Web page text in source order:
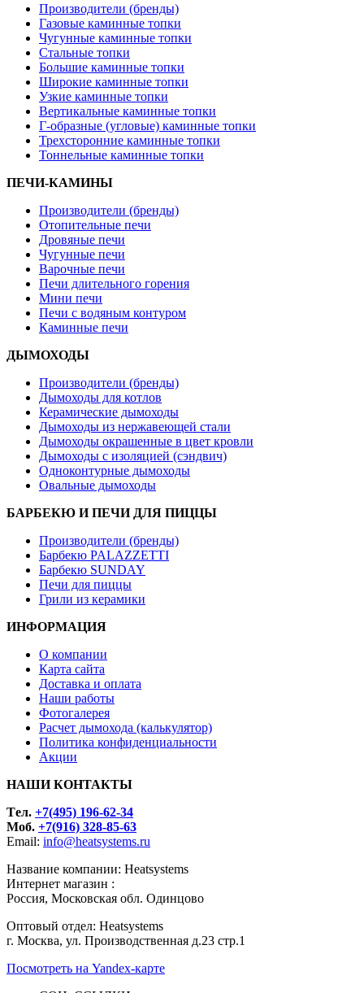
Производители (бренды)
Газовые каминные топки
Чугунные каминные топки
Стальные топки
Большие каминные топки
Широкие каминные топки
Узкие каминные топки
Вертикальные каминные топки
Г-образные (угловые) каминные топки
Трехсторонние каминные топки
Тоннельные каминные топки
ПЕЧИ-КАМИНЫ
Производители (бренды)
Отопительные печи
Дровяные печи
Чугунные печи
Варочные печи
Печи длительного горения
Мини печи
Печи с водяным контуром
Каминные печи
ДЫМОХОДЫ
Производители (бренды)
Дымоходы для котлов
Керамические дымоходы
Дымоходы из нержавеющей стали
Дымоходы окрашенные в цвет кровли
Дымоходы с изоляцией (сэндвич)
Одноконтурные дымоходы
Овальные дымоходы
БАРБЕКЮ И ПЕЧИ ДЛЯ ПИЦЦЫ
Производители (бренды)
Барбекю PALAZZETTI
Барбекю SUNDAY
Печи для пиццы
Грили из керамики
ИНФОРМАЦИЯ
О компании
Карта сайта
Доставка и оплата
Наши работы
Фотогалерея
Расчет дымохода (калькулятор)
Политика конфиденциальности
Акции
НАШИ КОНТАКТЫ
Tел. +7(495) 196-62-34
Моб. +7(916) 328-85-63
Email: info@heatsystems.ru
Название компании: Heatsystems
Интернет магазин :
Россия, Московская обл. Одинцово
Оптовый отдел: Heatsystems
г. Москва, ул. Производственная д.23 стр.1
Посмотреть на Yandex-карте